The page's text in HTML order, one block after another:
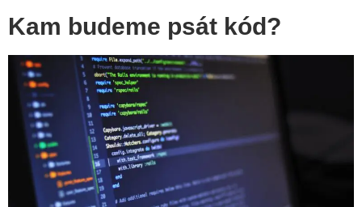
Kam budeme psát kód?